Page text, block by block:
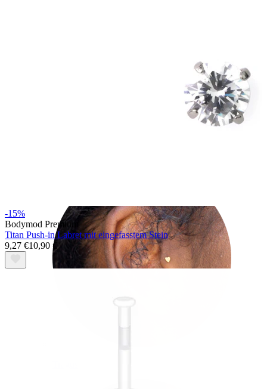
-15%
Bodymod Premium
Titan Push-in Labret mit eingefasstem Stein
9,27 €10,90 €